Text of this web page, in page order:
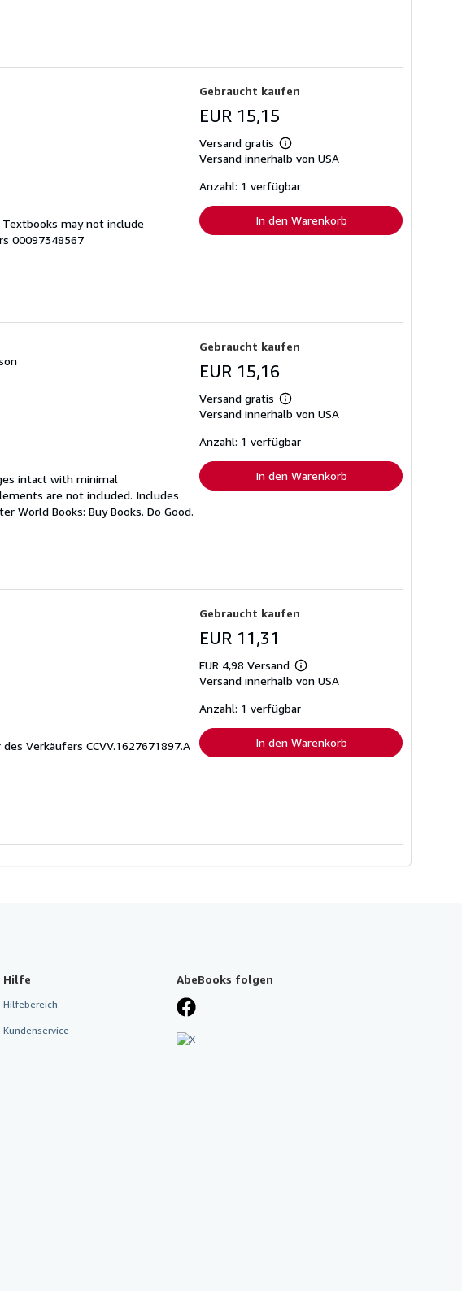
may not include
00097348567
Gebraucht kaufen
EUR 15,15
Versand gratis
Weitere
Informationen
Versandkosten
Versand innerhalb von USA
Anzahl: 1 verfügbar
In den Warenkorb
intact with minimal
are not included. Includes
World Books: Buy Books. Do Good.
Gebraucht kaufen
EUR 15,16
Versand gratis
Weitere
Informationen
Versandkosten
Versand innerhalb von USA
Anzahl: 1 verfügbar
In den Warenkorb
Verkäufers CCVV.1627671897.A
Gebraucht kaufen
EUR 11,31
EUR 4,98 Versand
Weitere
Informationen
Versandkosten
Versand innerhalb von USA
Anzahl: 1 verfügbar
In den Warenkorb
Hilfe
Hilfebereich
Kundenservice
AbeBooks folgen